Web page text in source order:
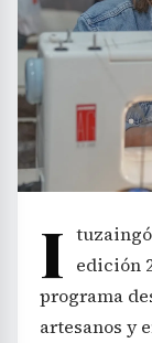
I edición
programa
artesanos y